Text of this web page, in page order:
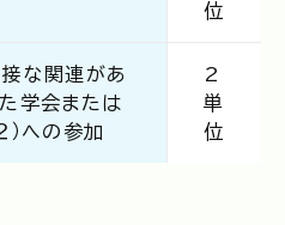
位
な関連があ
学会または
）への参加
2
単
位